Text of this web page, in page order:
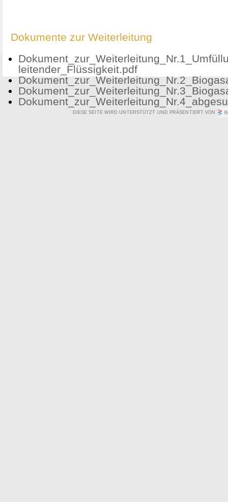
Dokumente zur Weiterleitung
leitender_Flüssigkeit.pdf
DIESE SEITE WIRD UNTERSTÜTZT UND PRÄSENTIERT VON